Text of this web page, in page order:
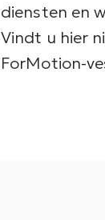
diensten en
Vindt u hier
ForMotion-